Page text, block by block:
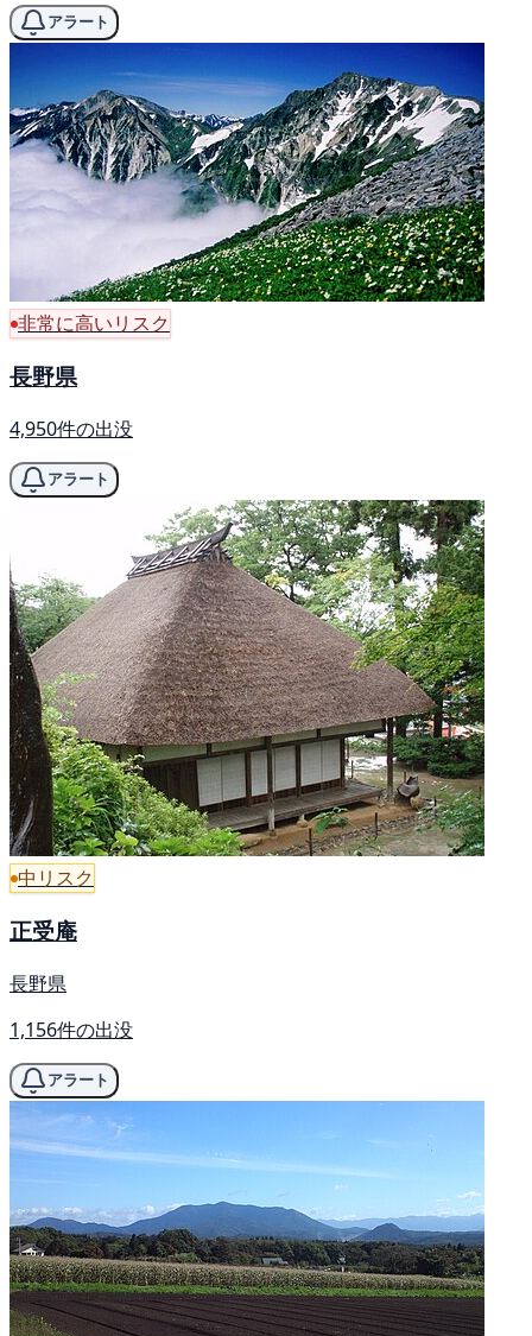
アラート
非常に高いリスク
長野県
4,950件の出没
アラート
中リスク
正受庵
長野県
1,156件の出没
アラート